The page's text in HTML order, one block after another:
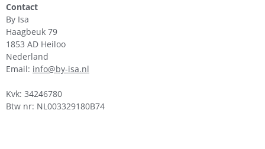
Contact
By Isa
Haagbeuk 79
1853 AD Heiloo
Nederland
Email: info@by-isa.nl
Kvk: 34246780
Btw nr: NL003329180B74